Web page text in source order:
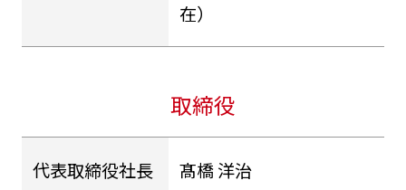
在）
取締役
代表取締役社長 髙橋 洋治